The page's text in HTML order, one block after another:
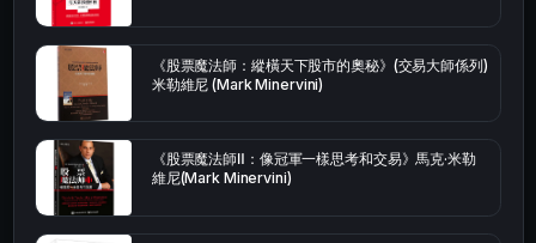
《股票魔法師：縱橫天下股市的奧秘》(交易大師係列)
米勒維尼 (Mark Minervini)
《股票魔法師Ⅱ：像冠軍一樣思考和交易》馬克·米勒
維尼(Mark Minervini)